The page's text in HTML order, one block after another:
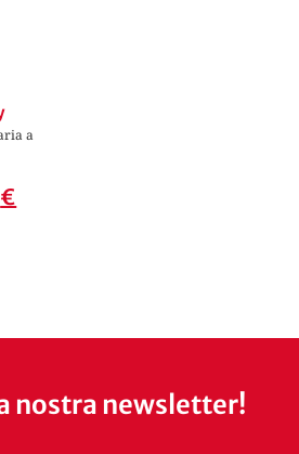
a
€
nostra newsletter!